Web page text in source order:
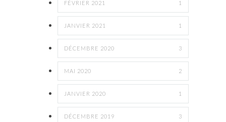
FÉVRIER 2021 1
JANVIER 2021 1
DÉCEMBRE 2020 3
MAI 2020 2
JANVIER 2020 1
DÉCEMBRE 2019 3